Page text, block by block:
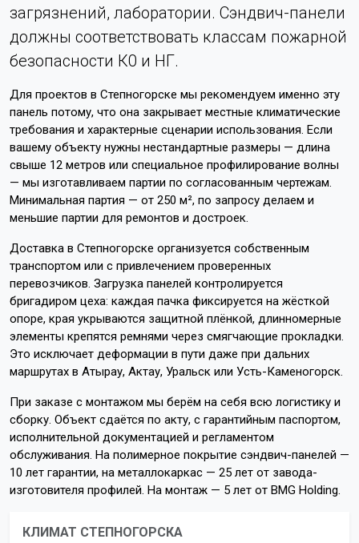
загрязнений, лаборатории. Сэндвич-панели
должны соответствовать классам пожарной
безопасности К0 и НГ.
Для проектов в Степногорске мы рекомендуем именно эту
панель потому, что она закрывает местные климатические
требования и характерные сценарии использования. Если
вашему объекту нужны нестандартные размеры — длина
свыше 12 метров или специальное профилирование волны
— мы изготавливаем партии по согласованным чертежам.
Минимальная партия — от 250 м², по запросу делаем и
меньшие партии для ремонтов и достроек.
Доставка в Степногорске организуется собственным
транспортом или с привлечением проверенных
перевозчиков. Загрузка панелей контролируется
бригадиром цеха: каждая пачка фиксируется на жёсткой
опоре, края укрываются защитной плёнкой, длинномерные
элементы крепятся ремнями через смягчающие прокладки.
Это исключает деформации в пути даже при дальних
маршрутах в Атырау, Актау, Уральск или Усть-Каменогорск.
При заказе с монтажом мы берём на себя всю логистику и
сборку. Объект сдаётся по акту, с гарантийным паспортом,
исполнительной документацией и регламентом
обслуживания. На полимерное покрытие сэндвич-панелей —
10 лет гарантии, на металлокаркас — 25 лет от завода-
изготовителя профилей. На монтаж — 5 лет от BMG Holding.
КЛИМАТ СТЕПНОГОРСКА